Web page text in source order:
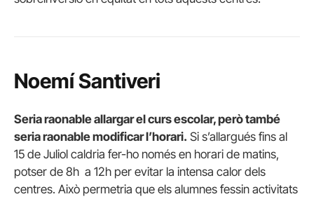
Noemí Santiveri
Seria raonable allargar el curs escolar, però també
seria raonable modificar l’horari. Si s’allargués fins al
15 de Juliol caldria fer-ho només en horari de matins,
potser de 8h a 12h per evitar la intensa calor dels
centres. Això permetria que els alumnes fessin activitats